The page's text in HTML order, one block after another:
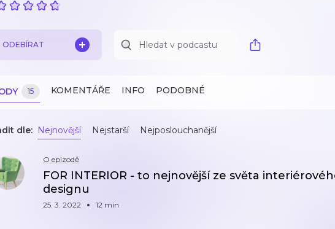
ODEBÍRAT
15 KOMENTÁŘE INFO PODOBNÉ
dle: Nejnovější Nejstarší Nejposlouchanější
O epizodě
FOR INTERIOR - to nejnovější ze světa
designu
25. 3. 2022 12 min